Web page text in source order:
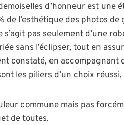
d’honneur est une
de l’esthétique des photos
pas seulement d’une
sans l’éclipser, tout en
constaté, en
les piliers d’un choix
commune mais pas
de toutes.